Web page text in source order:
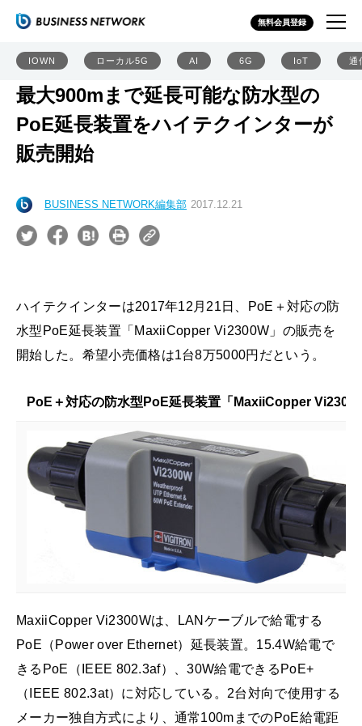
無料会員登録
IOWN ローカル5G AI 6G IoT 通
最大900mまで延長可能な防水型の
PoE延長装置をハイテクインターが
販売開始
BUSINESS NETWORK編集部 2017.12.21
ハイテクインターは2017年12月21日、PoE＋対応の防
水型PoE延長装置「MaxiiCopper Vi2300W」の販売を
開始した。希望小売価格は1台8万5000円だという。
PoE＋対応の防水型PoE延長装置「MaxiiCopper
MaxiiCopper Vi2300Wは、LANケーブルで給電する
PoE（Power over Ethernet）延長装置。15.4W給電で
きるPoE（IEEE 802.3af）、30W給電できるPoE+
（IEEE 802.3at）に対応している。2台対向で使用する
メーカー独自方式により、通常100mまでのPoE給電距